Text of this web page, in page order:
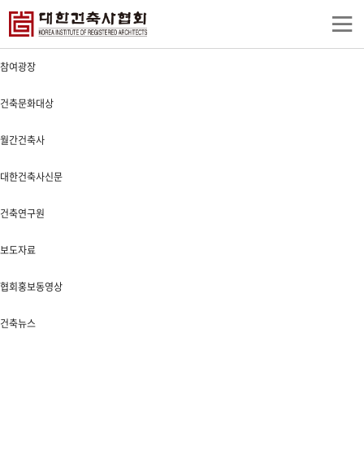
단
텐
단
참여광장
건축문화대상
월간건축사
대한건축사신문
건축연구원
보도자료
협회홍보동영상
건축뉴스